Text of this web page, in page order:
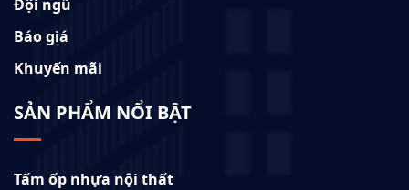
Đội ngũ
Báo giá
Khuyến mãi
SẢN PHẨM NỔI BẬT
Tấm ốp nhựa nội thất